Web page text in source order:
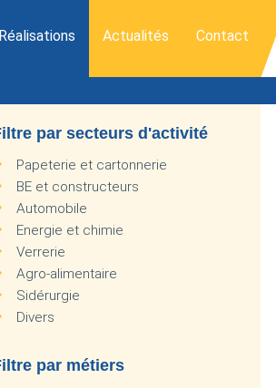
Réalisations Actualités Contact
par secteurs d'activité
Papeterie et cartonnerie
BE et constructeurs
Automobile
Energie et chimie
Verrerie
Agro-alimentaire
Sidérurgie
Divers
par métiers